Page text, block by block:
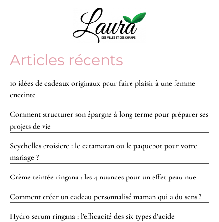
Articles récents
10 idées de cadeaux originaux pour faire plaisir à une femme
enceinte
Comment structurer son épargne à long terme pour préparer ses
projets de vie
Seychelles croisiere : le catamaran ou le paquebot pour votre
mariage ?
Crème teintée ringana : les 4 nuances pour un effet peau nue
Comment créer un cadeau personnalisé maman qui a du sens ?
Hydro serum ringana : l’efficacité des six types d’acide